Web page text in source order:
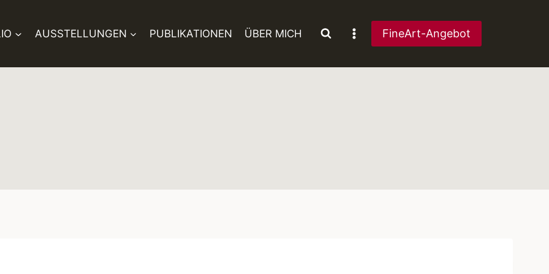
AUSSTELLUNGEN PUBLIKATIONEN ÜBER MICH FineArt-Angebot